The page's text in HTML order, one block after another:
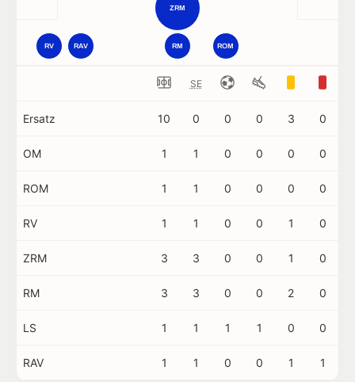
ZRM
RM ROM
RV RAV
SE
Ersatz 10 0 0 0 3 0
OM 1 1 0 0 0 0
ROM 1 1 0 0 0 0
RV 1 1 0 0 1 0
ZRM 3 3 0 0 1 0
RM 3 3 0 0 2 0
LS 1 1 1 1 0 0
RAV 1 1 0 0 1 1